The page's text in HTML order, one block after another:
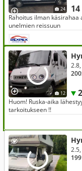
24 14
Rahoitus ilman
unelmien reissuun
12
Huom! Ruska-aika
tarkoitukseen !!